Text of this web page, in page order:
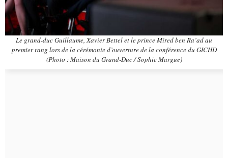
Le grand-duc Guillaume, Xavier Bettel et le prince Mired ben Ra’ad au
premier rang lors de la cérémonie d’ouverture de la conférence du GICHD
(Photo : Maison du Grand-Duc / Sophie Margue)